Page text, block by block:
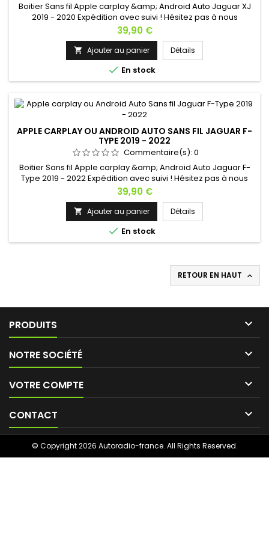
Boitier Sans fil Apple carplay &amp; Android Auto Jaguar XJ
2019 - 2020 Expédition avec suivi ! Hésitez pas à nous
contacter si vous avez une question !
Prix
39,90 €
 Ajouter au panier Détails
 En stock
APPLE CARPLAY OU ANDROID AUTO SANS FIL JAGUAR F-
TYPE 2019 - 2022
Commentaire(s): 0
Boitier Sans fil Apple carplay &amp; Android Auto Jaguar F-
Type 2019 - 2022 Expédition avec suivi ! Hésitez pas à nous
contacter si vous avez une question !
Prix
39,90 €
 Ajouter au panier Détails
 En stock
RETOUR EN HAUT 
PRODUITS 
NOTRE SOCIÉTÉ 
VOTRE COMPTE 
CONTACT 
© Copyright 2026 Autoradio-france. All Rights Reserved.